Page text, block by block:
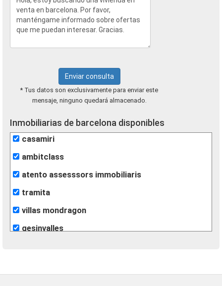
Enviar consulta
* Tus datos son exclusivamente para enviar este
mensaje, ninguno quedará almacenado.
Inmobiliarias de barcelona disponibles
casamiri
ambitclass
atento assesssors immobiliaris
tramita
villas mondragon
gesinvalles